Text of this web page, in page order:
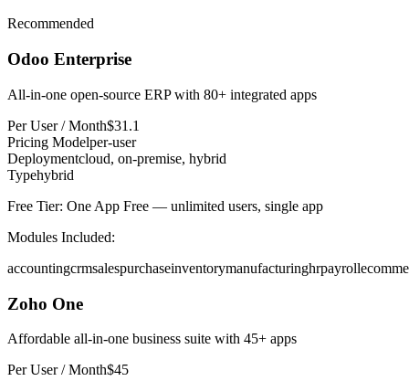
Recommended
Odoo Enterprise
All-in-one open-source ERP with 80+ integrated apps
Per User / Month$31.1
Pricing Modelper-user
Deploymentcloud, on-premise, hybrid
Typehybrid
Free Tier: One App Free — unlimited users, single app
Modules Included:
accountingcrmsalespurchaseinventorymanufacturinghrpayroll
Zoho One
Affordable all-in-one business suite with 45+ apps
Per User / Month$45